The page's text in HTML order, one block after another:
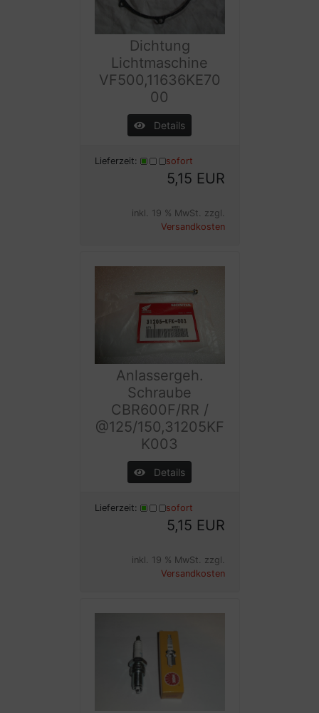
Dichtung
Lichtmaschine
VF500,11636KE70
00
Details
Lieferzeit: sofort
5,15 EUR
inkl. 19 % MwSt. zzgl.
Versandkosten
Anlassergeh.
Schraube
CBR600F/RR /
@125/150,31205KF
K003
Details
Lieferzeit: sofort
5,15 EUR
inkl. 19 % MwSt. zzgl.
Versandkosten